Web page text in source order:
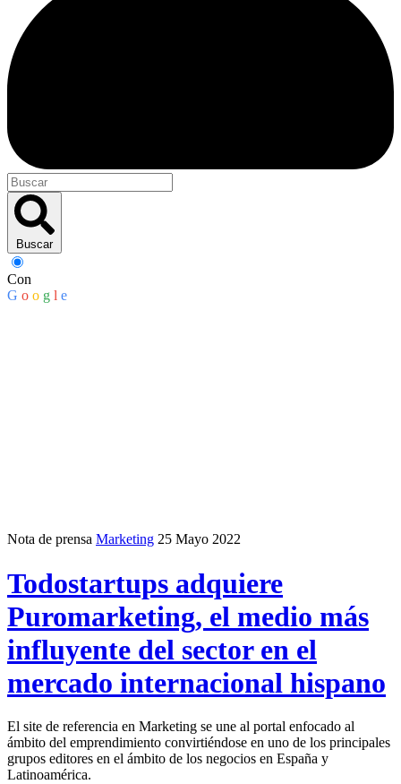
Buscar
Con
G o o g l e
Nota de prensa Marketing 25 Mayo 2022
Todostartups adquiere
Puromarketing, el medio más
influyente del sector en el
mercado internacional hispano
El site de referencia en Marketing se une al portal enfocado al
ámbito del emprendimiento convirtiéndose en uno de los principales
grupos editores en el ámbito de los negocios en España y
Latinoamérica.